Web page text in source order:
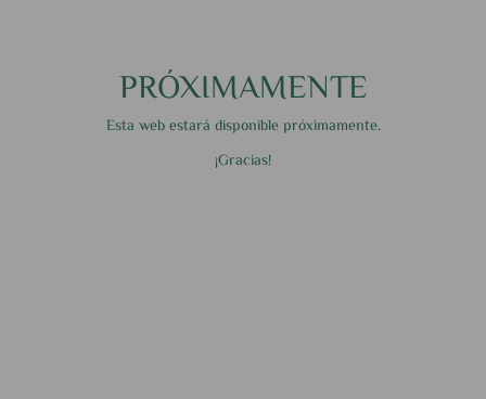
PRÓXIMAMENTE
Esta web estará disponible próximamente.
¡Gracias!